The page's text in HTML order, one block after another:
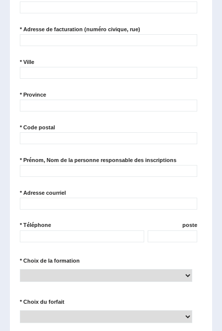
*Adresse de facturation (numéro civique, rue)
*Ville
*Province
*Code postal
*Prénom, Nom de la personne responsable des inscriptions
*Adresse courriel
*Téléphone poste
*Choix de la formation
*Choix du forfait